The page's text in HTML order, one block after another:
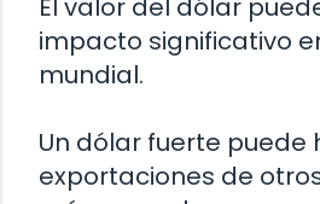
El valor del dólar
impacto significativo
mundial.
Un dólar fuerte puede
exportaciones de